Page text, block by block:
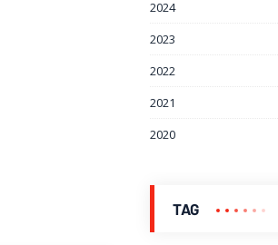
2024
2023
2022
2021
2020
TAG